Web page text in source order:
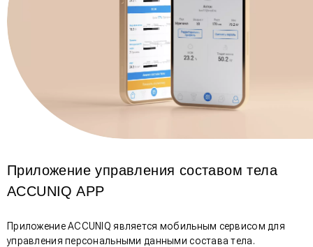
Приложение управления составом тела
ACCUNIQ APP
Приложение ACCUNIQ является мобильным сервисом для
управления персональными данными состава тела.